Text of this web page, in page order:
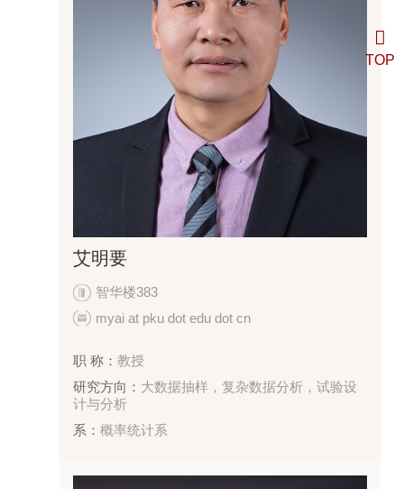
艾明要
智华楼383
myai at pku dot edu dot cn
职 称：教授
研究方向： 大数据抽样，复杂数据分析，试验设
计与分析
系：概率统计系
TOP